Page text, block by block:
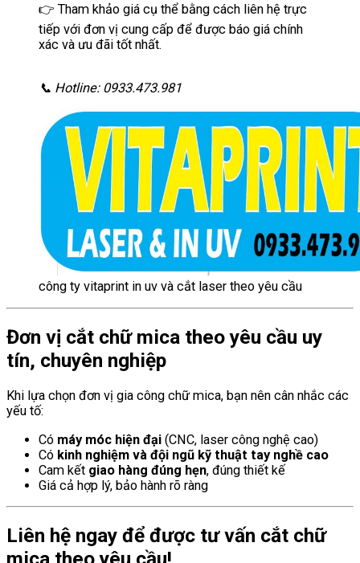
👉 Tham khảo giá cụ thể bằng cách liên hệ trực
tiếp với đơn vị cung cấp để được báo giá chính
xác và ưu đãi tốt nhất.
📞 Hotline: 0933.473.981
công ty vitaprint in uv và cắt laser theo yêu cầu
Đơn vị cắt chữ mica theo yêu cầu uy
tín, chuyên nghiệp
Khi lựa chọn đơn vị gia công chữ mica, bạn nên cân nhắc các
yếu tố:
Có máy móc hiện đại (CNC, laser công nghệ cao)
Có kinh nghiệm và đội ngũ kỹ thuật tay nghề cao
Cam kết giao hàng đúng hẹn, đúng thiết kế
Giá cả hợp lý, bảo hành rõ ràng
Liên hệ ngay để được tư vấn cắt chữ